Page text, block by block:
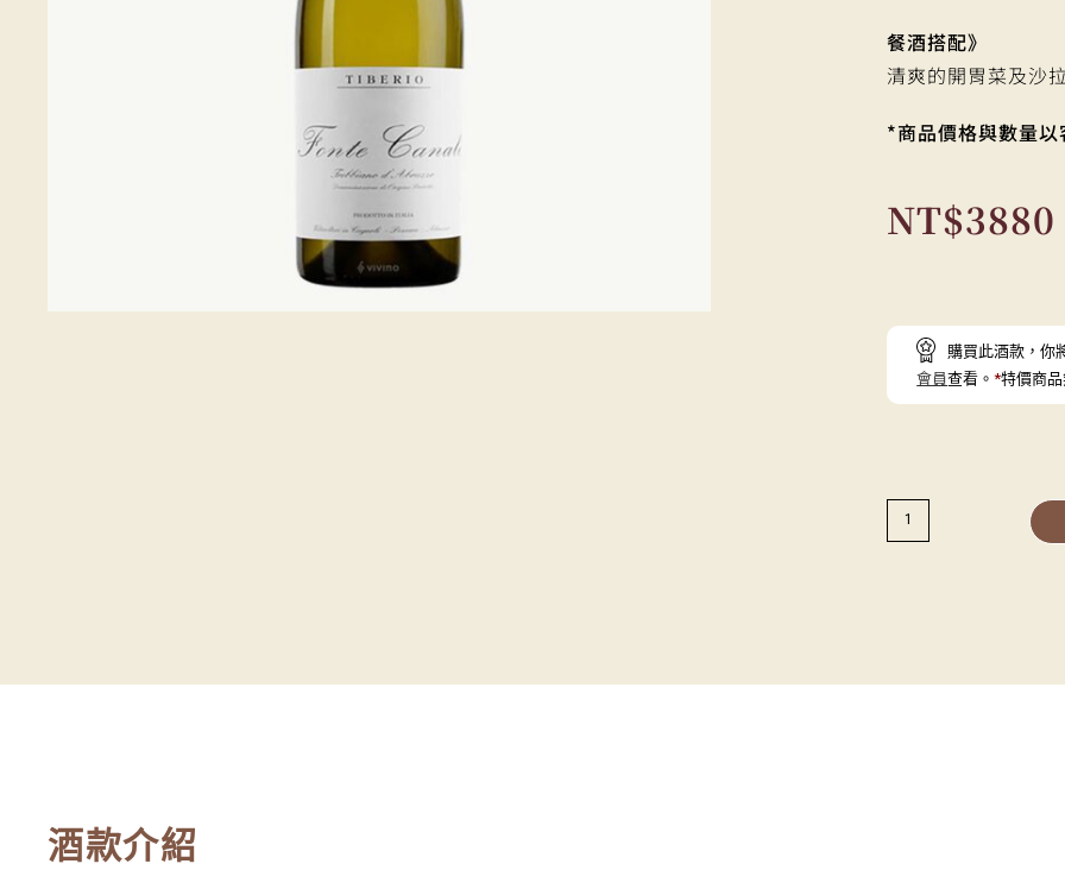
餐酒搭配》
清爽的開胃菜及沙
*商品價格與數量
NT$3880
購買此酒款，你
會員查看。*特價商
酒款介紹